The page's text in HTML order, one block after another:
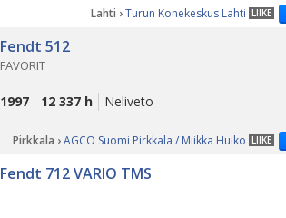
LIIKE
Lahti ›Turun Konekeskus Lahti
Fendt 512
FAVORIT
1997 12 337 h Neliveto
LIIKE
Pirkkala ›AGCO Suomi Pirkkala / Miikka Huiko
Fendt 712 VARIO TMS